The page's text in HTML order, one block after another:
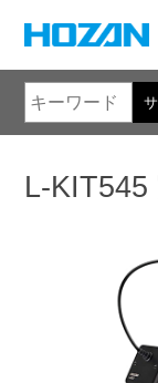
L-KIT545